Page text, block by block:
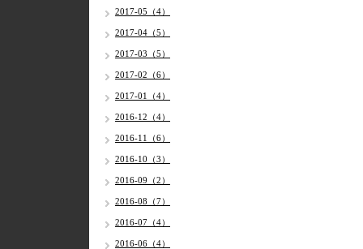
2017-05（4）
2017-04（5）
2017-03（5）
2017-02（6）
2017-01（4）
2016-12（4）
2016-11（6）
2016-10（3）
2016-09（2）
2016-08（7）
2016-07（4）
2016-06（4）